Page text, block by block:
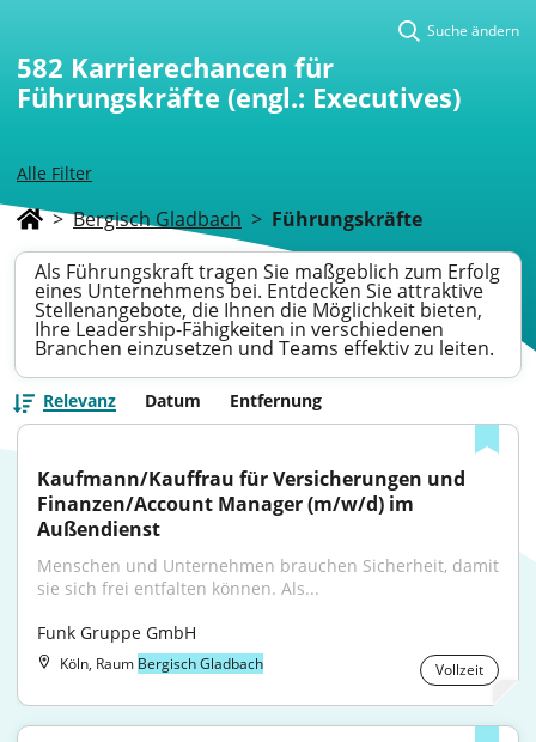
Alle Filter
Suche ändern
582 Karrierechancen für
Führungskräfte (engl.: Executives)
> Bergisch Gladbach > Führungskräfte
Als Führungskraft tragen Sie maßgeblich zum Erfolg
eines Unternehmens bei. Entdecken Sie attraktive
Stellenangebote, die Ihnen die Möglichkeit bieten,
Ihre Leadership-Fähigkeiten in verschiedenen
Branchen einzusetzen und Teams effektiv zu leiten.
Relevanz Datum Entfernung
Kaufmann/Kauffrau für Versicherungen und
Finanzen/Account Manager (m/w/d) im
Außendienst
Menschen und Unternehmen brauchen Sicherheit, damit
sie sich frei entfalten können. Als...
Funk Gruppe GmbH
Köln, Raum Bergisch Gladbach Vollzeit